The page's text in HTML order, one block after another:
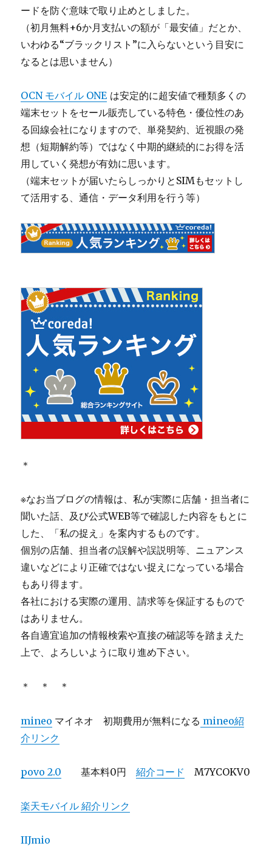
ードを防ぐ意味で取り止めとしました。
（初月無料+6か月支払いの額が「最安値」だとか、
いわゆる“ブラックリスト”に入らないという目安に
なるとは思いません）
OCN モバイル ONE は安定的に超安値で種類多くの
端末セットをセール販売している特色・優位性のあ
る回線会社になりますので、単発契約、近視眼の発
想（短期解約等）ではなく中期的継続的にお得を活
用していく発想が有効に思います。
（端末セットが届いたらしっかりとSIMもセットし
て活用する、通信・データ利用を行う等）
＊
※なお当ブログの情報は、私が実際に店舗・担当者に
聞いた話、及び公式WEB等で確認した内容をもとに
した、「私の捉え」を案内するものです。
個別の店舗、担当者の誤解や誤説明等、ニュアンス
違いなどにより正確ではない捉えになっている場合
もあり得ます。
各社における実際の運用、請求等を保証するもので
はありません。
各自適宜追加の情報検索や直接の確認等を踏まえた
上で、よろしいように取り進め下さい。
＊ ＊ ＊
mineo マイネオ 初期費用が無料になる mineo紹
介リンク
povo 2.0 基本料0円紹介コード M7YCOKV0
楽天モバイル 紹介リンク
IIJmio